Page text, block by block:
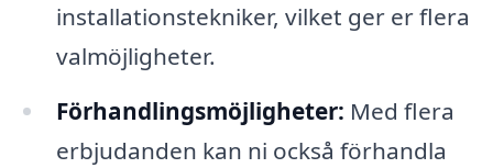
installationstekniker, vilket ger er flera
valmöjligheter.
Förhandlingsmöjligheter: Med flera
erbjudanden kan ni också förhandla